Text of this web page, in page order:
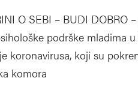
O SEBI – BUDI DOBRO
podrške mladima
koronavirusa, koji su
komora